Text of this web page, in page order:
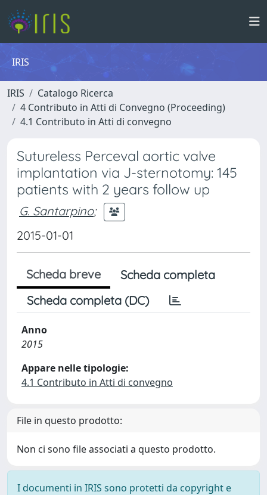
IRIS
IRIS
Catalogo Ricerca
4 Contributo in Atti di Convegno (Proceeding)
4.1 Contributo in Atti di convegno
Sutureless Perceval aortic valve
implantation via J-sternotomy: 145
patients with 2 years follow up
G. Santarpino;
2015-01-01
Scheda breve
Scheda completa
Scheda completa (DC)
Anno
2015
Appare nelle tipologie:
4.1 Contributo in Atti di convegno
File in questo prodotto:
Non ci sono file associati a questo prodotto.
I documenti in IRIS sono protetti da copyright e